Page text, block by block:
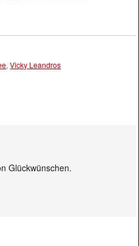
,Vicky Leandros
Glückwünschen.